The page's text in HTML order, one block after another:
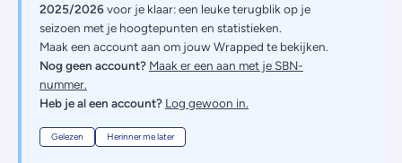
2025/2026voor je klaar: een leuke terugblik op je
seizoen met je hoogtepunten en statistieken.
Maak een account aan om jouw Wrapped te bekijken.
Nog geen account? Maak er een aan met je SBN-
nummer.
Heb je al een account? Log gewoon in.
Gelezen Herinner me later